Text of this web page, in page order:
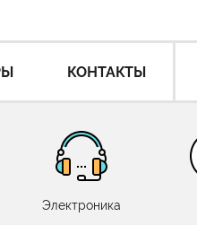
КОНТАКТЫ
Электроника